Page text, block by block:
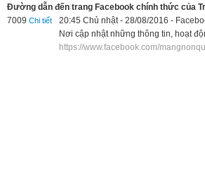
Đường dẫn đến trang Facebook chính thức của
7009 Chi tiết 20:45 Chủ nhật - 28/08/2016 -
Nơi cập nhật những thông tin, hoạt
https://www.facebook.com/